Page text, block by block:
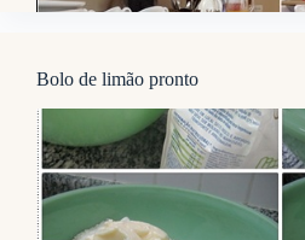
Bolo de limão pronto